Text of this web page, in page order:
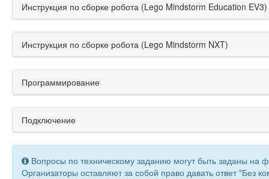
Инструкция по сборке робота (Lego Mindstorm Education EV3)
Инструкция по сборке робота (Lego Mindstorm NXT)
Программирование
Подключение
Вопросы по техническому заданию могут быть заданы на
Организаторы оставляют за собой право давать ответ "Без